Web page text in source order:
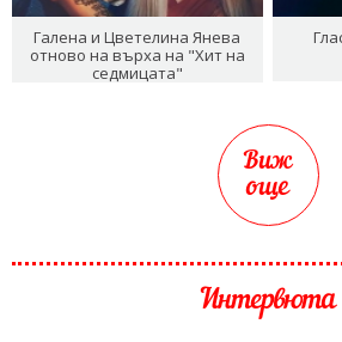
Галена и Цветелина Янева
отново на върха на "Хит на
седмицата"
Виж
още
Интервюта